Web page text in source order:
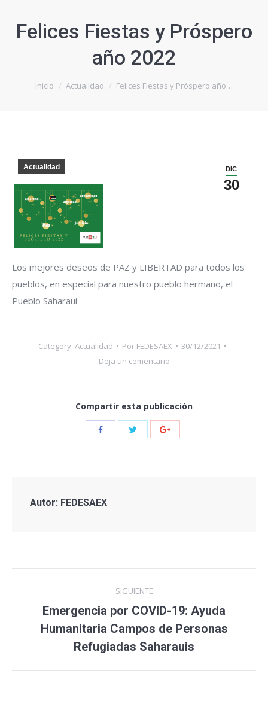
Felices Fiestas y Próspero
año 2022
Estás aquí:
Inicio Actualidad Felices Fiestas y Próspero año…
DIC
30
Actualidad
.
Los mejores deseos de PAZ y LIBERTAD para todos los
pueblos, en especial para nuestro pueblo hermano, el
Pueblo Saharaui
Category: Actualidad Por FEDESAEX
30/12/2021
Deja un comentario
Compartir esta publicación
Compartir CompartirCompartir
Autor: FEDESAEX
entre
publicaciones
SIGUIENTE
Publicación
siguiente:
Emergencia por COVID-19: Ayuda
Humanitaria Campos de Personas
Refugiadas Saharauis